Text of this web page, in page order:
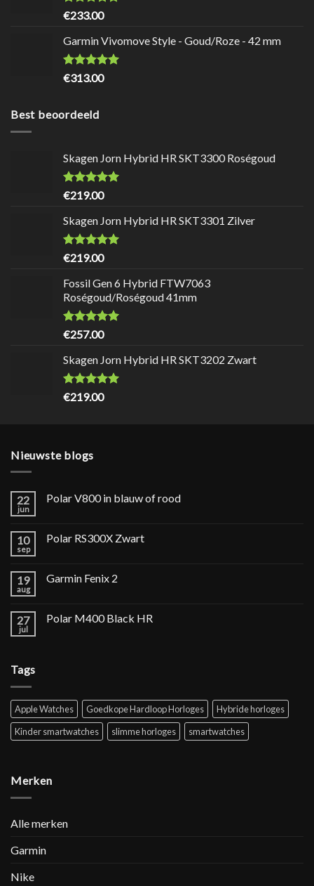
Waardering
€233.00
Garmin Vivomove Style - Goud/Roze - 42 mm
Waardering
€313.00
Best beoordeeld
Skagen Jorn Hybrid HR SKT3300 Roségoud
Waardering
€219.00
Skagen Jorn Hybrid HR SKT3301 Zilver
Waardering
€219.00
Fossil Gen 6 Hybrid FTW7063
Roségoud/Roségoud 41mm
Waardering
€257.00
Skagen Jorn Hybrid HR SKT3202 Zwart
Waardering
€219.00
Nieuwste blogs
22
jun
Polar V800 in blauw of rood
10
sep
Polar RS300X Zwart
19
aug
Garmin Fenix 2
27
jul
Polar M400 Black HR
Tags
Apple Watches Goedkope Hardloop Horloges
Hybride horloges
Kinder smartwatches
slimme horloges smartwatches
Merken
Alle merken
Garmin
Nike